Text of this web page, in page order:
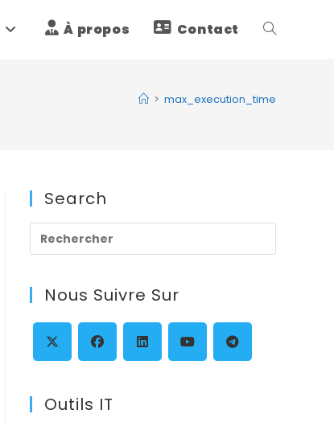
À propos Contact Toggle
> max_execution_time
Search
Escape
Nous Suivre Sur
dans
un
dans
Outils IT